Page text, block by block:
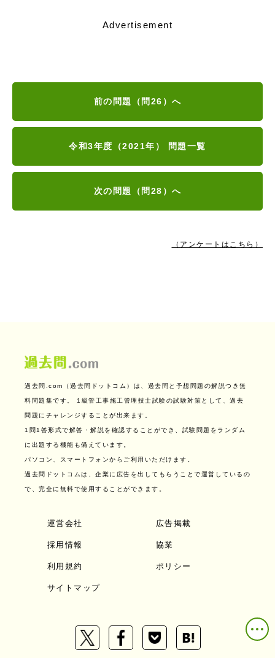
Advertisement
前の問題（問26）へ
令和3年度（2021年） 問題一覧
次の問題（問28）へ
（アンケートはこちら）
過去問.com（過去問ドットコム）は、過去問と予想問題の解説つき無
料問題集です。 1級管工事施工管理技士試験の試験対策として、過去
問題にチャレンジすることが出来ます。
1問1答形式で解答・解説を確認することができ、試験問題をランダム
に出題する機能も備えています。
パソコン、スマートフォンからご利用いただけます。
過去問ドットコムは、企業に広告を出してもらうことで運営しているの
で、完全に無料で使用することができます。
運営会社 広告掲載
採用情報 協業
利用規約 ポリシー
サイトマップ